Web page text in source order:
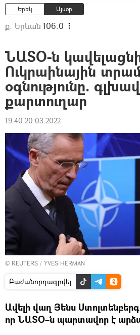
Երեկ Այսօր
ք. Երևան 106.0
ՆԱՏՕ-ն
Ուկրաինային
օգնությունը.
քարտուղար
19:40 20.03.2022
© REUTERS / YVES HERMAN
Բաժանորդագրվել
Ավելի վաղ Յենս
որ ՆԱՏՕ–ն պարտավոր է